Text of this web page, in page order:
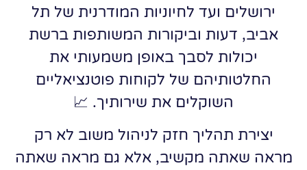
ירושלים ועד לחיוניות המודרנית של תל
אביב, דעות וביקורות המשותפות ברשת
יכולות לסבך באופן משמעותי את
החלטותיהם של לקוחות פוטנציאליים
השוקלים את שירותיך. 📈
יצירת תהליך חזק לניהול משוב לא רק
מראה שאתה מקשיב, אלא גם מראה שאתה